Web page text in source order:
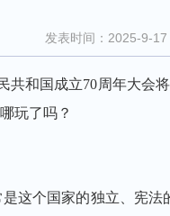
发表时间： 2025-9-17
共和国成立70周年大会
玩了吗？
这个国家的独立、宪法